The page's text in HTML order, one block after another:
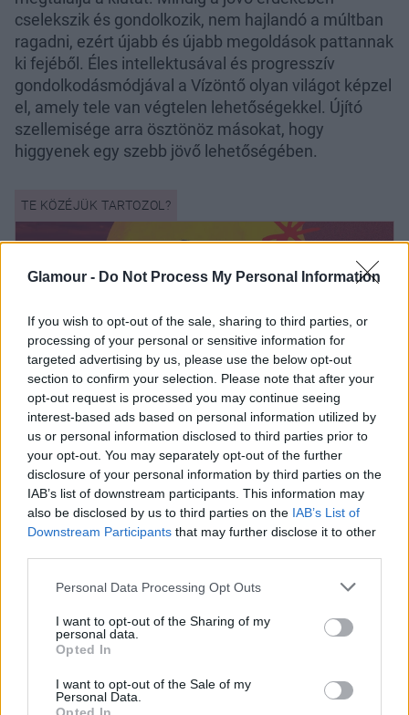
Glamour - Do Not Process My Personal Information
If you wish to opt-out of the sale, sharing to third parties, or
processing of your personal or sensitive information for
targeted advertising by us, please use the below opt-out
section to confirm your selection. Please note that after your
opt-out request is processed you may continue seeing
interest-based ads based on personal information utilized by
us or personal information disclosed to third parties prior to
your opt-out. You may separately opt-out of the further
disclosure of your personal information by third parties on the
IAB’s list of downstream participants. This information may
also be disclosed by us to third parties on the IAB’s List of
Downstream Participants that may further disclose it to other
Please note that this website/app uses one or more Google
not limited to your visit or usage behaviour. You may click to
grant or deny consent to Google and its third-party tags to
use your data for below specified purposes in below Google
consent section.
Personal Data Processing Opt Outs
I want to opt-out of the Sharing of my
personal data.
Opted In
I want to opt-out of the Sale of my
Personal Data.
cselekszik és gondolkozik, nem hajlandó a múltban
ragadni, ezért újabb és újabb megoldások pattannak
ki fejéből. Éles intellektusával és progresszív
gondolkodásmódjával a Vízöntő olyan világot képzel
el, amely tele van végtelen lehetőségekkel. Újító
szellemisége arra ösztönöz másokat, hogy
higgyenek egy szebb jövő lehetőségében.
Csillagjegyek, akiket egyszerűen
mindenki imád
Oroszlán
Oroszlánnagyon optimista, pozitivitást sugároz,
bármilyen nehézséggel áll szemben. Született
vezető, így magabiztos magatartása másokat is
magával ragad. Karizmatikus személyisége utat
mutat mások számára is. Erős hittel rendelkezik,
önbizalma határtalan, és képes megvalósítani